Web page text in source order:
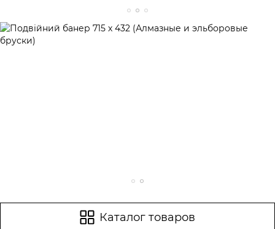
Каталог товаров